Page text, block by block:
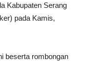
Kabupaten Serang
pada Kamis,
beserta rombongan